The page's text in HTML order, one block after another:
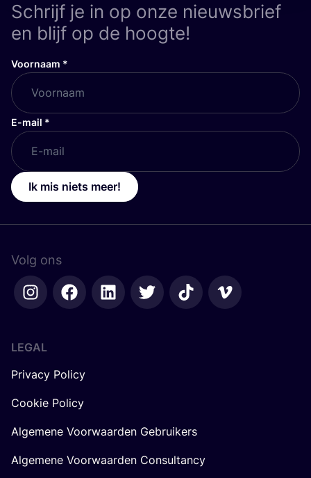
Schrijf je in op onze nieuwsbrief
en blijf op de hoogte!
Voornaam *
E-mail *
Ik mis niets meer!
Volg ons
LEGAL
Privacy Policy
Cookie Policy
Algemene Voorwaarden Gebruikers
Algemene Voorwaarden Consultancy